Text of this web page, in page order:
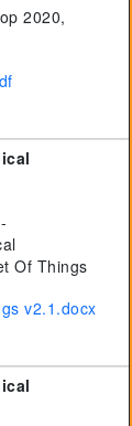
2020,
Of Things
v2.1.docx